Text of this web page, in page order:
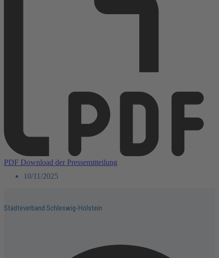
PDF Download der Pressemitteilung
10/11/2025
Städteverband Schleswig-Holstein